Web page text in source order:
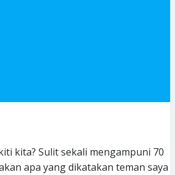
kita? Sulit sekali mengampuni 70
apa yang dikatakan teman saya